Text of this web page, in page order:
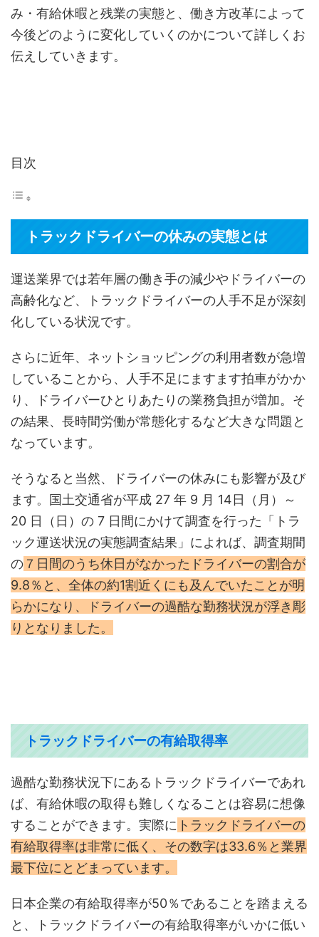
み・有給休暇と残業の実態と、働き方改革によって
今後どのように変化していくのかについて詳しくお
伝えしていきます。
目次
トラックドライバーの休みの実態とは
運送業界では若年層の働き手の減少やドライバーの
高齢化など、トラックドライバーの人手不足が深刻
化している状況です。
さらに近年、ネットショッピングの利用者数が急増
していることから、人手不足にますます拍車がかか
り、ドライバーひとりあたりの業務負担が増加。そ
の結果、長時間労働が常態化するなど大きな問題と
なっています。
そうなると当然、ドライバーの休みにも影響が及び
ます。国土交通省が平成 27 年 9 月 14日（月）～
20 日（日）の 7 日間にかけて調査を行った「トラ
ック運送状況の実態調査結果」によれば、調査期間
の ７日間のうち休日がなかったドライバーの割合が
9.8％と、全体の約1割近くにも及んでいたことが明
らかになり、ドライバーの過酷な勤務状況が浮き彫
りとなりました。
トラックドライバーの有給取得率
過酷な勤務状況下にあるトラックドライバーであれ
ば、有給休暇の取得も難しくなることは容易に想像
することができます。実際に トラックドライバーの
有給取得率は非常に低く、その数字は33.6％と業界
最下位にとどまっています。
日本企業の有給取得率が50％であることを踏まえる
と、トラックドライバーの有給取得率がいかに低い